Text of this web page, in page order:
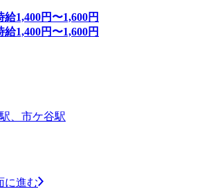
給1,400円〜1,600円
給1,400円〜1,600円
、市ケ谷駅
に進む